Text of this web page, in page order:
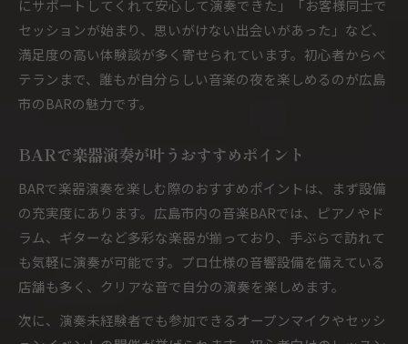
にサポートしてくれて安心して演奏できた」「お客様同士で
セッションが始まり、思いがけない出会いがあった」など、
満足度の高い体験談が多く寄せられています。初心者からベ
テランまで、誰もが自分らしい音楽の夜を楽しめるのが広島
市のBARの魅力です。
BARで楽器演奏が叶うおすすめポイント
BARで楽器演奏を楽しむ際のおすすめポイントは、まず設備
の充実度にあります。広島市内の音楽BARでは、ピアノやド
ラム、ギターなど多彩な楽器が揃っており、手ぶらで訪れて
も気軽に演奏が可能です。プロ仕様の音響設備を備えている
店舗も多く、クリアな音で自分の演奏を楽しめます。
次に、演奏未経験者でも参加できるオープンマイクやセッシ